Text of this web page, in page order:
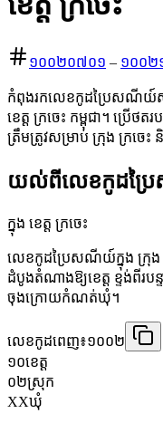
១០០២០៧០១ – ១០០២
កំពុងរកលេខកូដប្រៃសណីយ៍សម្
ខេត្ត ក្រចេះ កម្ពុជា។ ប្រ
ត្រឹមត្រូវសម្រាប់ ក្រុង ក្រចេះ
យល់ពីលេខកូដប្រៃ
ក្នុង ខេត្ត ក្រចេះ
លេខកូដប្រៃសណីយ៍ក្នុង ក្រុង
ដំបូងតំណាងឱ្យខេត្ត ខ្ទង់ពីរ
ចុងក្រោយកំណត់ឃុំ។
លេខកូដពេញ៖១០០២
១០ខេត្ត
០២ស្រុក
XXឃុំ